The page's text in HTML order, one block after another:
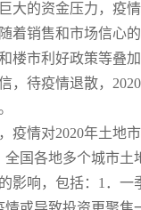
大的资金压力，疫
着销售和市场信心
楼市利好政策等叠
，待疫情退散，
疫情对2020年土地
全国各地多个城市土
影响，包括：1．一